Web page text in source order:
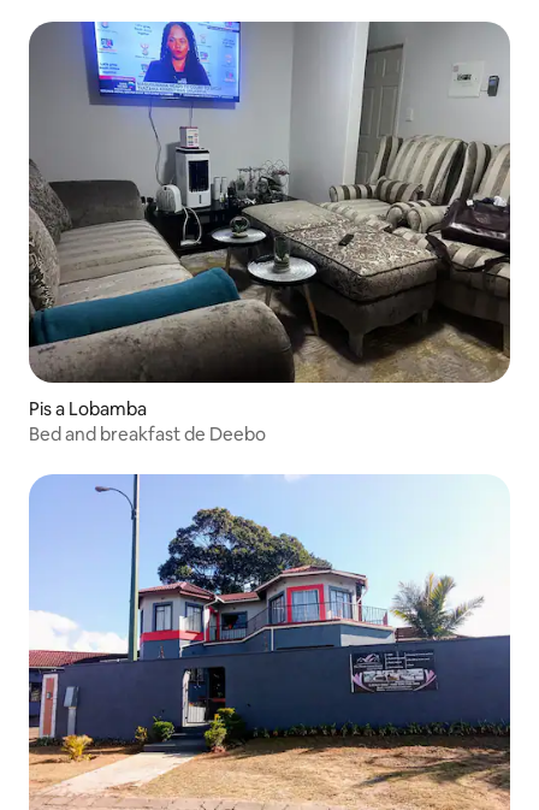
Pis a Lobamba
Bed and breakfast de Deebo